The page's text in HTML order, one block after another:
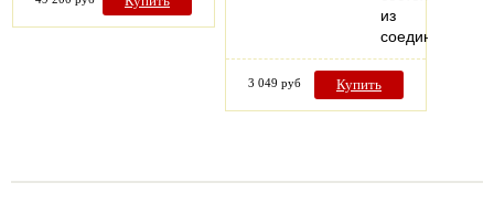
из
соединенных…
3 049 руб Купить